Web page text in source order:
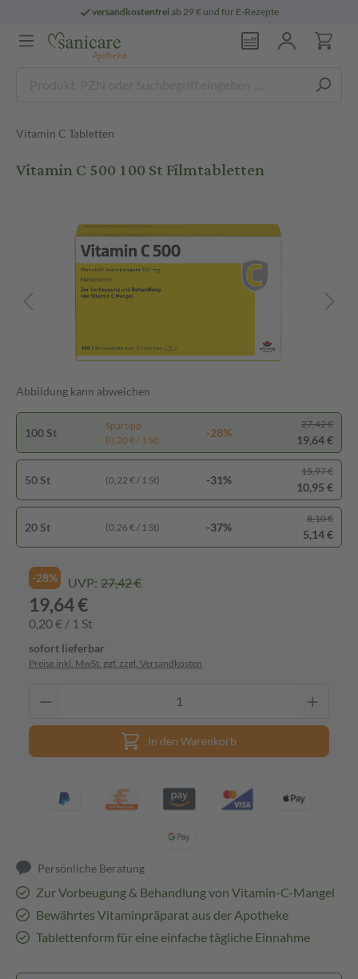
versandkostenfreiab 29 € und für E-Rezepte
Vitamin C Tabletten
Vitamin C 500 100 St Filmtabletten
Abbildung kann abweichen
100 St
Spartipp
(0,20 € / 1 St)
-28%
27,42 €
19,64 €
50 St (0,22 € / 1 St) -31%
15,97 €
10,95 €
20 St (0,26 € / 1 St) -37%
8,10 €
5,14 €
-28% UVP: 27,42 €
19,64 €
0,20 € / 1 St
sofort lieferbar
Preise inkl. MwSt. ggf. zzgl. Versandkosten
In den Warenkorb
Persönliche Beratung
Zur Vorbeugung & Behandlung von Vitamin-C-Mangel
Bewährtes Vitaminpräparat aus der Apotheke
Tablettenform für eine einfache tägliche Einnahme